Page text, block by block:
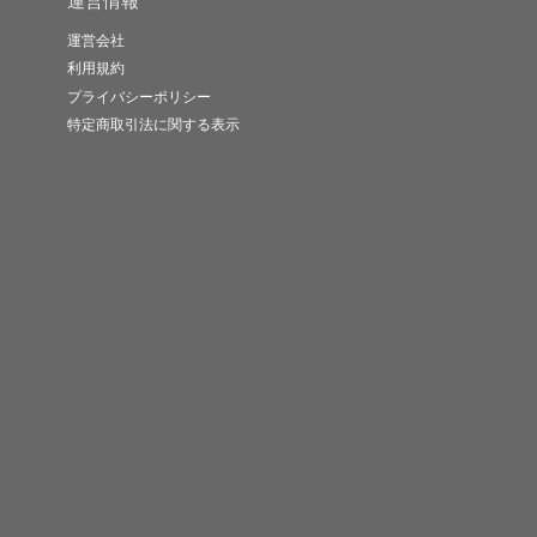
運営会社
利用規約
プライバシーポリシー
特定商取引法に関する表示